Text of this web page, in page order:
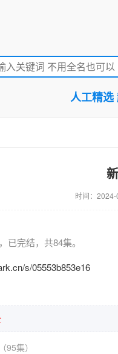
人工精选
时间：
已完结，共84集。
s/05553b853e16
95集）